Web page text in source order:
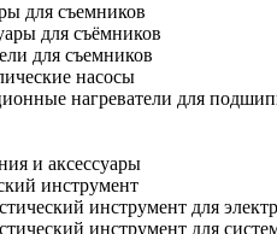
для съемников
для съёмников
для съемников
насосы
нагреватели для
и аксессуары
инструмент
инструмент для
инструмент для